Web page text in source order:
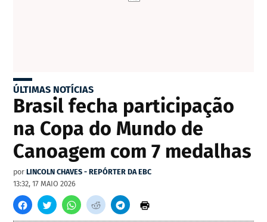
ÚLTIMAS NOTÍCIAS
Brasil fecha participação
na Copa do Mundo de
Canoagem com 7 medalhas
por LINCOLN CHAVES - REPÓRTER DA EBC
13:32, 17 MAIO 2026